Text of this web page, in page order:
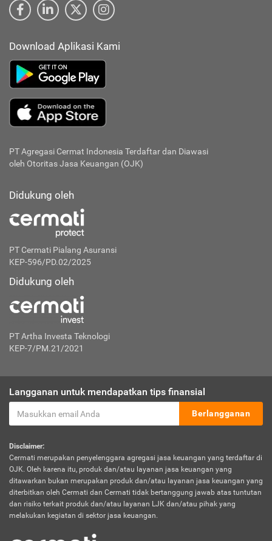
Download Aplikasi Kami
PT Agregasi Cermat Indonesia Terdaftar dan Diawasi
oleh Otoritas Jasa Keuangan (OJK)
Didukung oleh
PT Cermati Pialang Asuransi
KEP-596/PD.02/2025
Didukung oleh
PT Artha Investa Teknologi
KEP-7/PM.21/2021
Langganan untuk mendapatkan tips finansial
Berlangganan
Disclaimer:
Cermati merupakan penyelenggara agregasi jasa keuangan yang terdaftar di
OJK. Oleh karena itu, produk dan/atau layanan jasa keuangan yang
ditawarkan bukan merupakan produk dan/atau layanan jasa keuangan yang
diterbitkan oleh Cermati dan Cermati tidak bertanggung jawab atas tuntutan
dan risiko terkait produk dan/atau layanan LJK dan/atau pihak yang
melakukan kegiatan di sektor jasa keuangan.